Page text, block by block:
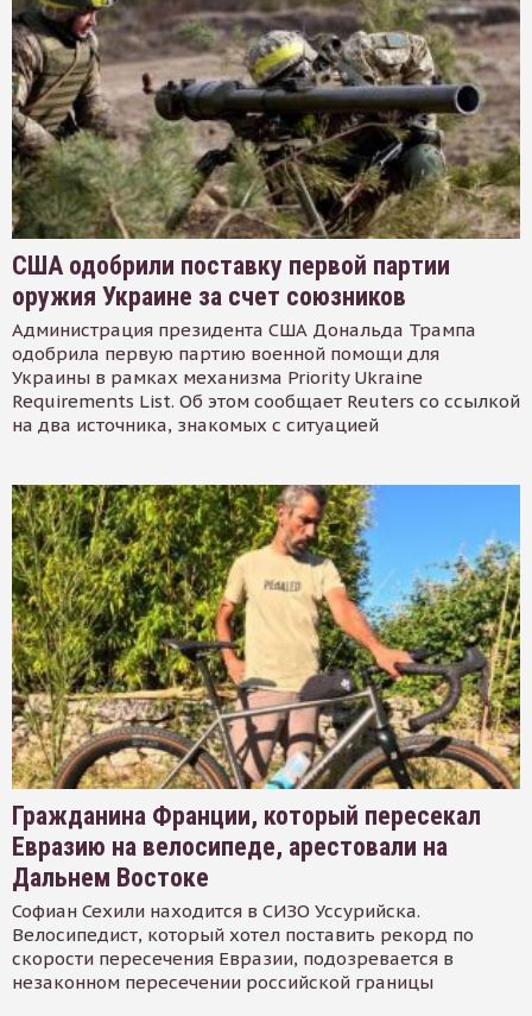
США одобрили поставку первой партии
оружия Украине за счет союзников
Администрация президента США Дональда Трампа
одобрила первую партию военной помощи для
Украины в рамках механизма Priority Ukraine
Requirements List. Об этом сообщает Reuters со ссылкой
на два источника, знакомых с ситуацией
Гражданина Франции, который пересекал
Евразию на велосипеде, арестовали на
Дальнем Востоке
Софиан Сехили находится в СИЗО Уссурийска.
Велосипедист, который хотел поставить рекорд по
скорости пересечения Евразии, подозревается в
незаконном пересечении российской границы